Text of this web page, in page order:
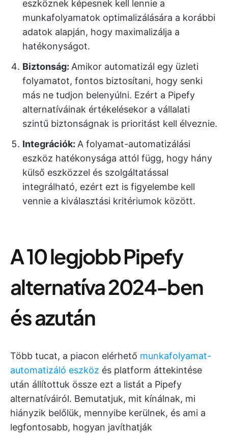
eszköznek képesnek kell lennie a
munkafolyamatok optimalizálására a korábbi
adatok alapján, hogy maximalizálja a
hatékonyságot.
Biztonság: Amikor automatizál egy üzleti
folyamatot, fontos biztosítani, hogy senki
más ne tudjon belenyúlni. Ezért a Pipefy
alternatíváinak értékelésekor a vállalati
szintű biztonságnak is prioritást kell élveznie.
Integrációk: A folyamat-automatizálási
eszköz hatékonysága attól függ, hogy hány
külső eszközzel és szolgáltatással
integrálható, ezért ezt is figyelembe kell
vennie a kiválasztási kritériumok között.
A 10 legjobb Pipefy
alternatíva 2024-ben
és azután
Több tucat, a piacon elérhető munkafolyamat-
automatizáló eszköz és platform áttekintése
után állítottuk össze ezt a listát a Pipefy
alternatíváiról. Bemutatjuk, mit kínálnak, mi
hiányzik belőlük, mennyibe kerülnek, és ami a
legfontosabb, hogyan javíthatják